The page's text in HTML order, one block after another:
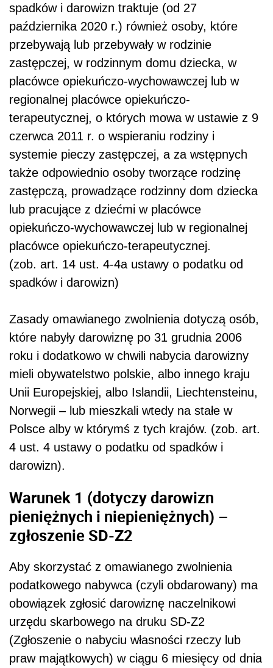
spadków i darowizn traktuje (od 27
października 2020 r.) również osoby, które
przebywają lub przebywały w rodzinie
zastępczej, w rodzinnym domu dziecka, w
placówce opiekuńczo-wychowawczej lub w
regionalnej placówce opiekuńczo-
terapeutycznej, o których mowa w ustawie z 9
czerwca 2011 r. o wspieraniu rodziny i
systemie pieczy zastępczej, a za wstępnych
także odpowiednio osoby tworzące rodzinę
zastępczą, prowadzące rodzinny dom dziecka
lub pracujące z dziećmi w placówce
opiekuńczo-wychowawczej lub w regionalnej
placówce opiekuńczo-terapeutycznej.
(zob. art. 14 ust. 4-4a ustawy o podatku od
spadków i darowizn)
Zasady omawianego zwolnienia dotyczą osób,
które nabyły darowiznę po 31 grudnia 2006
roku i dodatkowo w chwili nabycia darowizny
mieli obywatelstwo polskie, albo innego kraju
Unii Europejskiej, albo Islandii, Liechtensteinu,
Norwegii – lub mieszkali wtedy na stałe w
Polsce alby w którymś z tych krajów. (zob. art.
4 ust. 4 ustawy o podatku od spadków i
darowizn).
Warunek 1 (dotyczy darowizn
pieniężnych i niepieniężnych) –
zgłoszenie SD-Z2
Aby skorzystać z omawianego zwolnienia
podatkowego nabywca (czyli obdarowany) ma
obowiązek zgłosić darowiznę naczelnikowi
urzędu skarbowego na druku SD-Z2
(Zgłoszenie o nabyciu własności rzeczy lub
praw majątkowych) w ciągu 6 miesięcy od dnia